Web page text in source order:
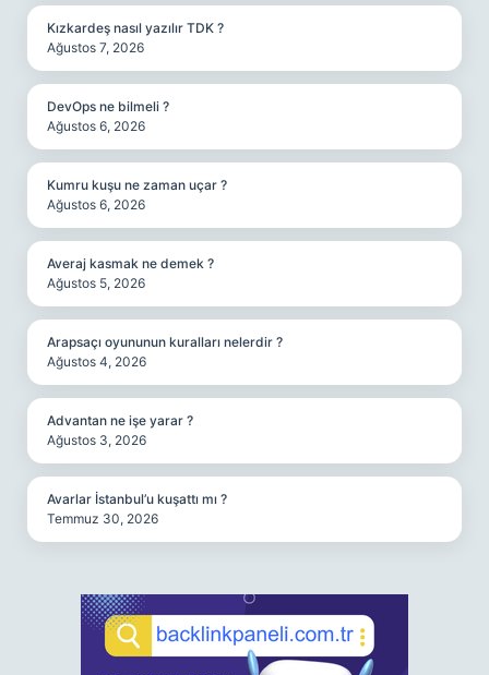
Kızkardeş nasıl yazılır TDK ?
Ağustos 7, 2026
DevOps ne bilmeli ?
Ağustos 6, 2026
Kumru kuşu ne zaman uçar ?
Ağustos 6, 2026
Averaj kasmak ne demek ?
Ağustos 5, 2026
Arapsaçı oyununun kuralları nelerdir ?
Ağustos 4, 2026
Advantan ne işe yarar ?
Ağustos 3, 2026
Avarlar İstanbul’u kuşattı mı ?
Temmuz 30, 2026